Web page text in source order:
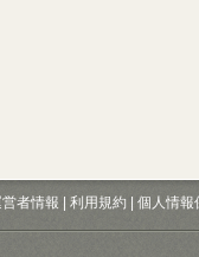
者情報 利用規約 個人情報